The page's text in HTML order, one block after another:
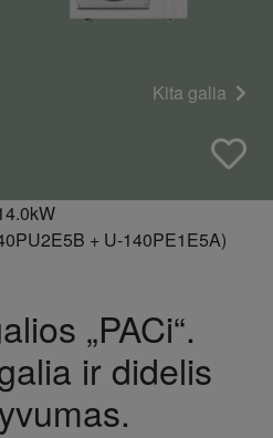
Kita galia
+ U-140PE1E5A)
„PACi“.
ir didelis